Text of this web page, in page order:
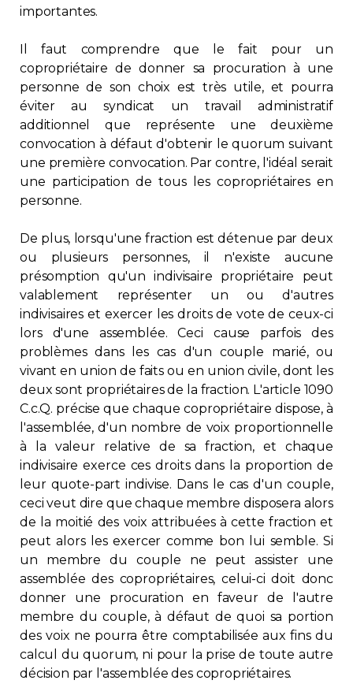
importantes.
Il faut comprendre que le fait pour un
copropriétaire de donner sa procuration à une
personne de son choix est très utile, et pourra
éviter au syndicat un travail administratif
additionnel que représente une deuxième
convocation à défaut d'obtenir le quorum suivant
une première convocation. Par contre, l'idéal serait
une participation de tous les copropriétaires en
personne.
De plus, lorsqu'une fraction est détenue par deux
ou plusieurs personnes, il n'existe aucune
présomption qu'un indivisaire propriétaire peut
valablement représenter un ou d'autres
indivisaires et exercer les droits de vote de ceux-ci
lors d'une assemblée. Ceci cause parfois des
problèmes dans les cas d'un couple marié, ou
vivant en union de faits ou en union civile, dont les
deux sont propriétaires de la fraction. L'article 1090
C.c.Q. précise que chaque copropriétaire dispose, à
l'assemblée, d'un nombre de voix proportionnelle
à la valeur relative de sa fraction, et chaque
indivisaire exerce ces droits dans la proportion de
leur quote-part indivise. Dans le cas d'un couple,
ceci veut dire que chaque membre disposera alors
de la moitié des voix attribuées à cette fraction et
peut alors les exercer comme bon lui semble. Si
un membre du couple ne peut assister une
assemblée des copropriétaires, celui-ci doit donc
donner une procuration en faveur de l'autre
membre du couple, à défaut de quoi sa portion
des voix ne pourra être comptabilisée aux fins du
calcul du quorum, ni pour la prise de toute autre
décision par l'assemblée des copropriétaires.